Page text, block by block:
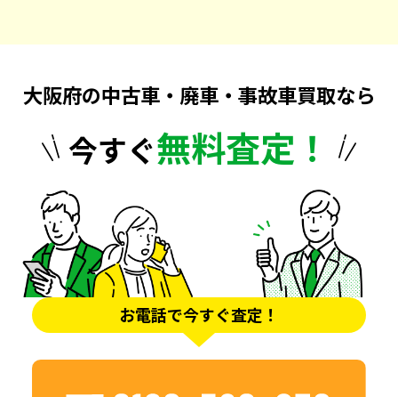
大阪府の中古車・廃車・事故車買取なら
今すぐ無料査定！
お電話で今すぐ査定！